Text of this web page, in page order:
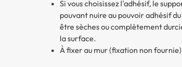
Si vous choisissez l'adhésif, le
pouvant nuire au pouvoir adhésif
être sèches ou complètement
la surface.
À fixer au mur (fixation non